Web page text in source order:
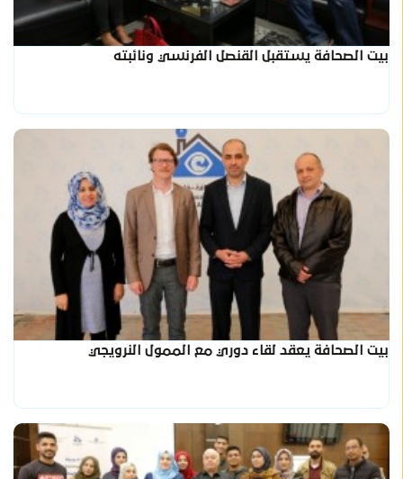
بيت الصحافة يستقبل القنصل الفرنسي ونائبته
بيت الصحافة يعقد لقاء دوري مع الممول النرويجي